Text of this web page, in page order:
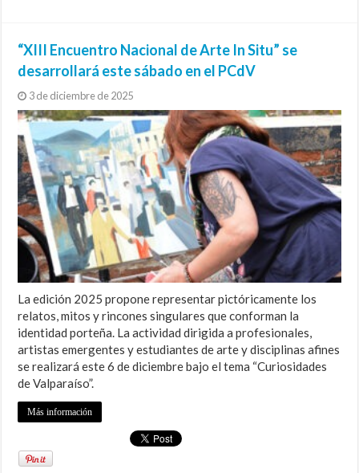
“XIII Encuentro Nacional de Arte In Situ” se
desarrollará este sábado en el PCdV
3 de diciembre de 2025
La edición 2025 propone representar pictóricamente los
relatos, mitos y rincones singulares que conforman la
identidad porteña. La actividad dirigida a profesionales,
artistas emergentes y estudiantes de arte y disciplinas afines
se realizará este 6 de diciembre bajo el tema “Curiosidades
de Valparaíso”.
Más información